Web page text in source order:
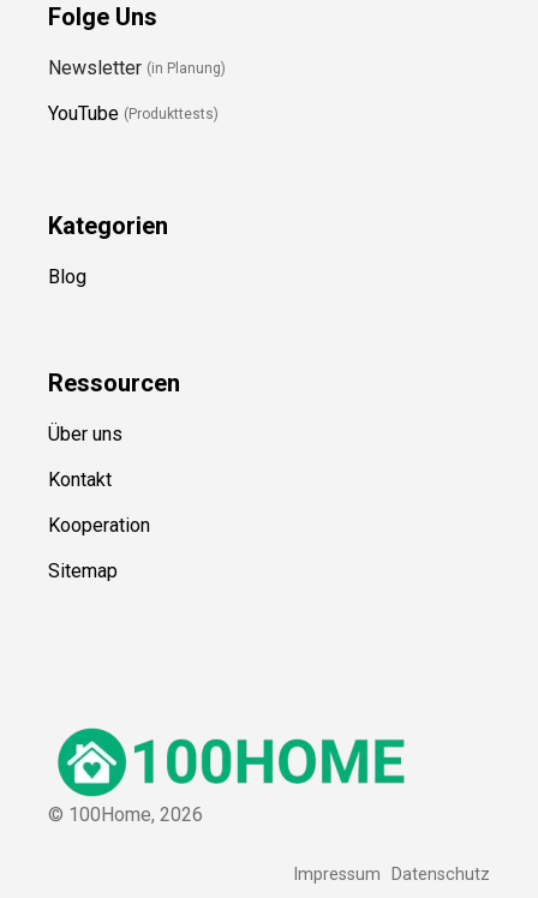
Folge Uns
Newsletter (in Planung)
YouTube (Produkttests)
Kategorien
Blog
Ressourcen
Über uns
Kontakt
Kooperation
Sitemap
© 100Home, 2026
Impressum Datenschutz